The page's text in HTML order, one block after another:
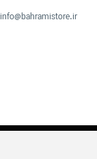
info@bahramistore.ir